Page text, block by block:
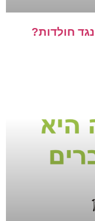
חולדות?